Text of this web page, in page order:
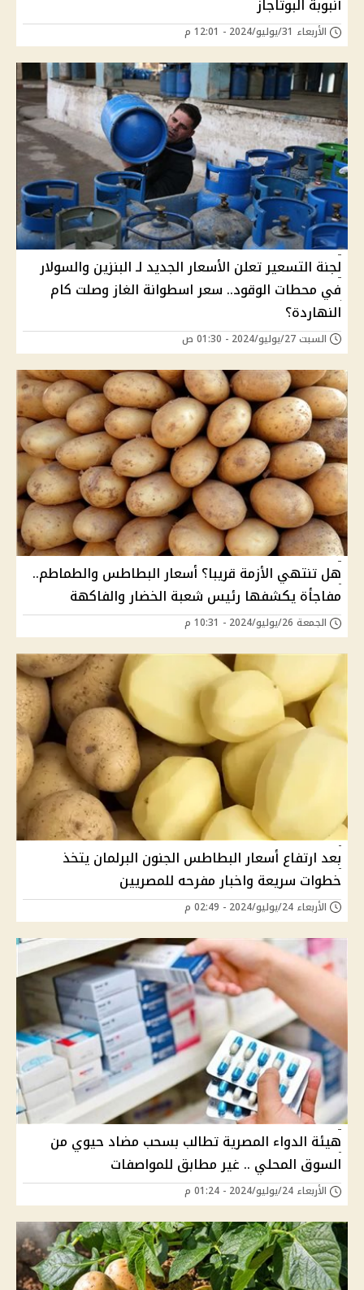
أنبوبة البوتاجاز
الأربعاء 31/يوليو/2024 - 12:01 م
لجنة التسعير تعلن الأسعار الجديد لـ البنزين والسولار
في محطات الوقود.. سعر اسطوانة الغاز وصلت كام
النهاردة؟
السبت 27/يوليو/2024 - 01:30 ص
هل تنتهي الأزمة قريبا؟ أسعار البطاطس والطماطم..
مفاجأة يكشفها رئيس شعبة الخضار والفاكهة
الجمعة 26/يوليو/2024 - 10:31 م
بعد ارتفاع أسعار البطاطس الجنون البرلمان يتخذ
خطوات سريعة واخبار مفرحه للمصريين
الأربعاء 24/يوليو/2024 - 02:49 م
هيئة الدواء المصرية تطالب بسحب مضاد حيوي من
السوق المحلي .. غير مطابق للمواصفات
الأربعاء 24/يوليو/2024 - 01:24 م